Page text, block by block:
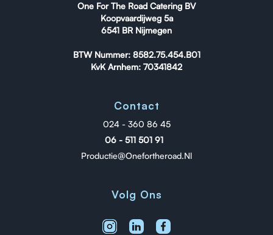
One For The Road Catering BV
Koopvaardijweg 5a
6541 BR Nijmegen
BTW Nummer: 8582.75.454.B01
KvK Arnhem: 70341842
Contact
024 - 360 86 45
06 - 511 501 91
Productie@onefortheroad.nl
Volg Ons